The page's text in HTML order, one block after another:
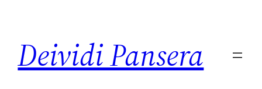
Deividi Pansera